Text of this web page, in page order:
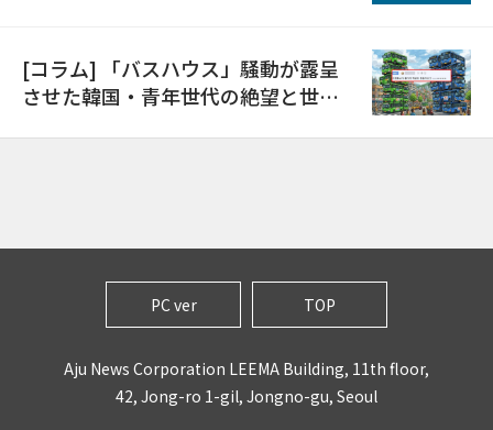
[コラム] 「バスハウス」騒動が露呈
させた韓国・青年世代の絶望と世代
PC ver TOP
Aju News Corporation LEEMA Building, 11th floor,
42, Jong-ro 1-gil, Jongno-gu, Seoul